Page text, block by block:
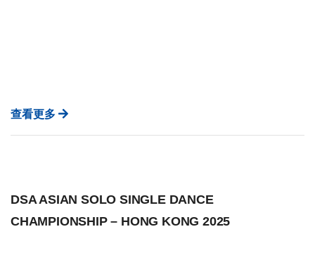
查看更多
DSA ASIAN SOLO SINGLE DANCE
CHAMPIONSHIP – HONG KONG 2025